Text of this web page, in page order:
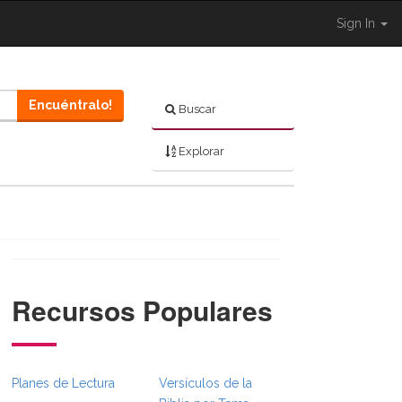
Sign In
Buscar
Explorar
Encuéntralo!
}} }}
Recursos Populares
Planes de Lectura
Versículos de la